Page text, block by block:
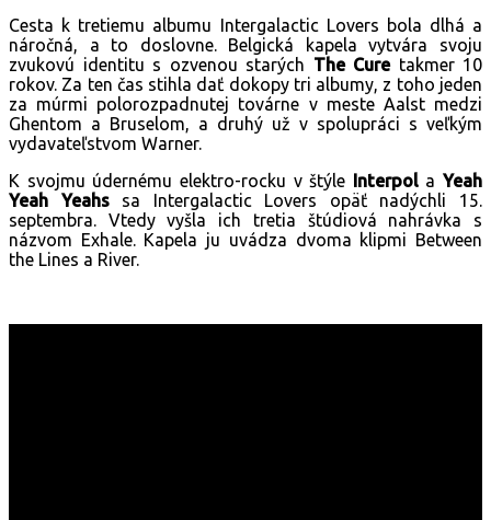
Cesta k tretiemu albumu Intergalactic Lovers bola dlhá a
náročná, a to doslovne. Belgická kapela vytvára svoju
zvukovú identitu s ozvenou starých The Curetakmer 10
rokov. Za ten čas stihla dať dokopy tri albumy, z toho jeden
za múrmi polorozpadnutej továrne v meste Aalst medzi
Ghentom a Bruselom, a druhý už v spolupráci s veľkým
vydavateľstvom Warner.
K svojmu údernému elektro-rocku v štýle Interpola Yeah
Yeah Yeahssa Intergalactic Lovers opäť nadýchli 15.
septembra. Vtedy vyšla ich tretia štúdiová nahrávka s
názvom Exhale. Kapela ju uvádza dvoma klipmi Between
the Lines a River.